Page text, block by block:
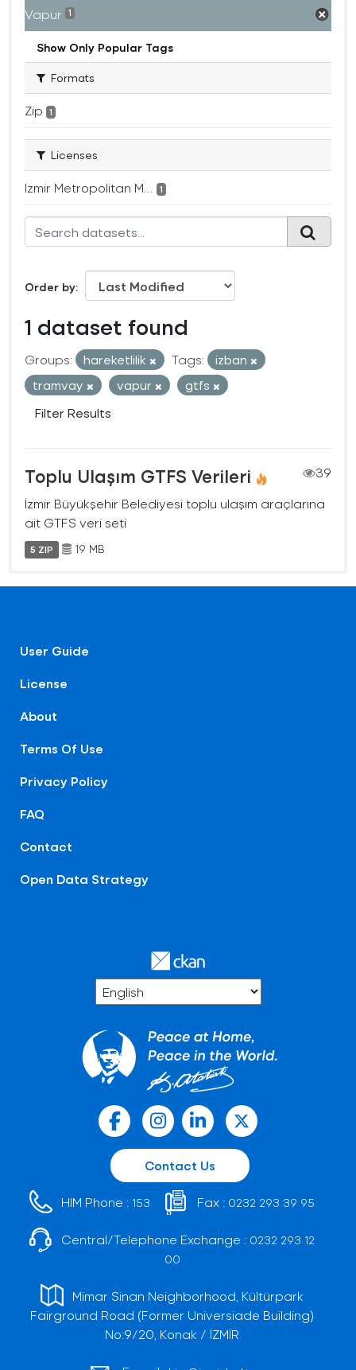
Vapur 1
Show Only Popular Tags
Formats
Zip 1
Licenses
Izmir Metropolitan M... 1
Order by
1 dataset found
Groups: hareketlilik Tags:
izban
tramvay
vapur
gtfs
Filter Results
Toplu Ulaşım GTFS Verileri
39
İzmir Büyükşehir Belediyesi toplu ulaşım araçlarına
ait GTFS veri seti
5 ZIP 19 MB
User Guide
License
About
Terms Of Use
Privacy Policy
FAQ
Contact
Open Data Strategy
Contact Us
HIM Phone : 153 Fax : 0232 293 39 95
Central/Telephone Exchange : 0232 293 12
00
Mimar Sinan Neighborhood, Kültürpark
Fairground Road (Former Universiade Building)
No:9/20, Konak / İZMİR